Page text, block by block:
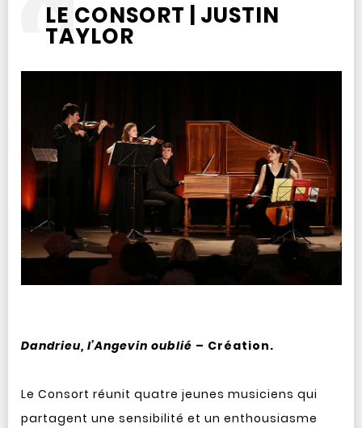
LE CONSORT | JUSTIN
TAYLOR
Dandrieu, l’Angevin oublié – Création.
Le Consort réunit quatre jeunes musiciens qui
partagent une sensibilité et un enthousiasme